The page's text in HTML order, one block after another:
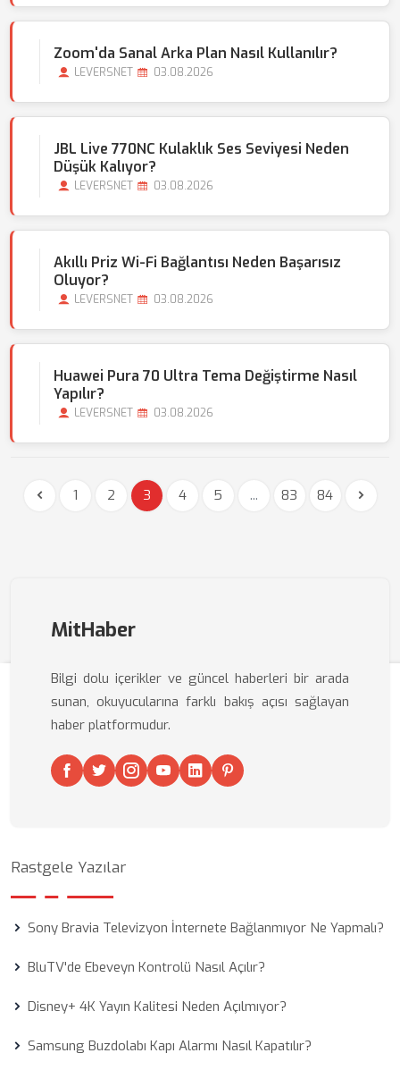
Zoom'da Sanal Arka Plan Nasıl Kullanılır?
LEVERSNET 03.08.2026
JBL Live 770NC Kulaklık Ses Seviyesi Neden
Düşük Kalıyor?
LEVERSNET 03.08.2026
Akıllı Priz Wi-Fi Bağlantısı Neden Başarısız
Oluyor?
LEVERSNET 03.08.2026
Huawei Pura 70 Ultra Tema Değiştirme Nasıl
Yapılır?
LEVERSNET 03.08.2026
1 2 3 4 5 ... 83 84
MitHaber
Bilgi dolu içerikler ve güncel haberleri bir arada
sunan, okuyucularına farklı bakış açısı sağlayan
haber platformudur.
Rastgele Yazılar
Sony Bravia Televizyon İnternete Bağlanmıyor Ne Yapmalı?
BluTV'de Ebeveyn Kontrolü Nasıl Açılır?
Disney+ 4K Yayın Kalitesi Neden Açılmıyor?
Samsung Buzdolabı Kapı Alarmı Nasıl Kapatılır?